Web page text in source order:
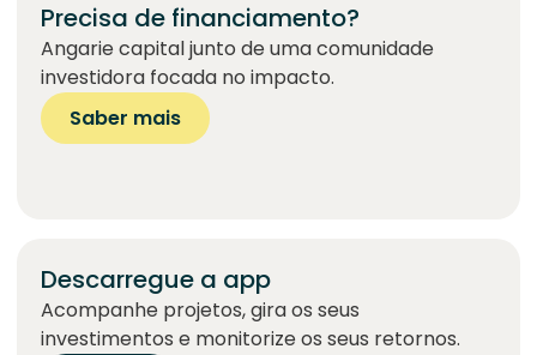
Precisa de financiamento?
Angarie capital junto de uma comunidade
investidora focada no impacto.
Saber mais
Descarregue a app
Acompanhe projetos, gira os seus
investimentos e monitorize os seus retornos.